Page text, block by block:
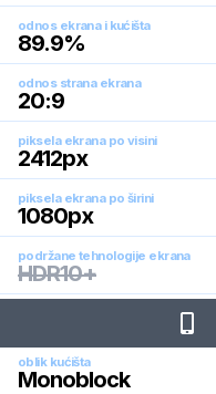
odnos ekrana i kućišta
89.9%
odnos strana ekrana
20:9
piksela ekrana po visini
2412px
piksela ekrana po širini
1080px
podržane tehnologije ekrana
HDR10+
oblik kućišta
Monoblock